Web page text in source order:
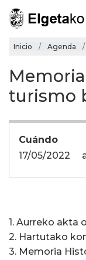
Inicio Agenda
turismo
Cuándo
17/05/2022
1. Aurreko akta
2. Hartutako
3. Memoria